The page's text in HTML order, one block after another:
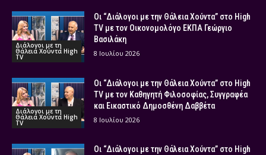
Διάλογοι με τη
Θάλεια Χούντα High
TV
Οι “Διάλογοι με την Θάλεια Χούντα” στο High
TV με τον Οικονομολόγο ΕΚΠΑ Γεώργιο
Βασιλάκη
8 Ιουλίου 2026
Διάλογοι με τη
Θάλεια Χούντα High
TV
Οι “Διάλογοι με την Θάλεια Χούντα” στο High
TV με τον Καθηγητή Φιλοσοφίας, Συγγραφέα
και Εικαστικό Δημοσθένη Δαββέτα
8 Ιουλίου 2026
Οι “Διάλογοι με την Θάλεια Χούντα” στο High